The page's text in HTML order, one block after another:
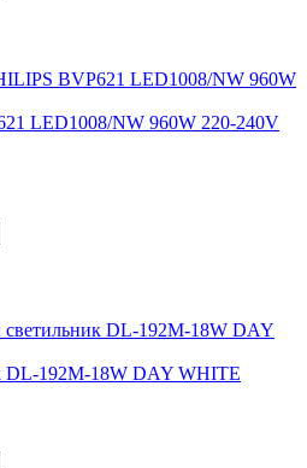
LED1008/NW 960W 220-240V
DL-192M-18W DAY WHITE